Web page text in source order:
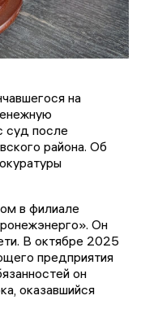
на
суд после
района. Об
в филиале
Он
В октябре 2025
предприятия
он
оказавшийся